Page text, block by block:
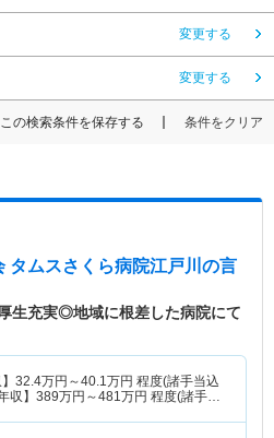
変更する
変更する
この検索条件を保存する 条件をクリア
ムスさくら病院江戸川 の言
生充実◎地域に根差した病院にて
32.4万円～40.1 万円 程度(諸手当込
収】 389万円～481 万円 程度(諸手当